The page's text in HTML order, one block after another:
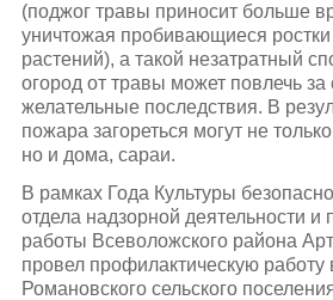
(поджог травы приносит больше
уничтожая пробивающиеся
растений), а такой незатратный
огород от травы может повлечь
желательные последствия. В
пожара загореться могут не
но и дома, сараи.
В рамках Года Культуры
отдела надзорной деятельности и
работы Всеволожского района
провел профилактическую
Романовского сельского